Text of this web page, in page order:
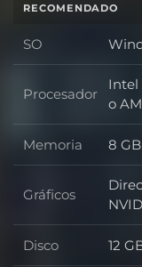
RECOMENDADO
SO SO
Procesador
Intel
o
Memoria 8
Gráficos
Disco Disco
12